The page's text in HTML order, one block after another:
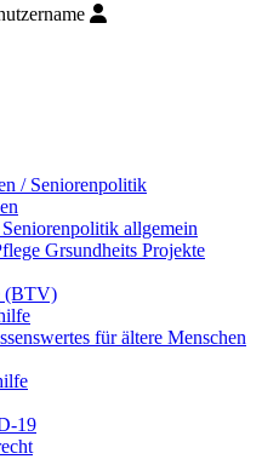
/ Seniorenpolitik
allgemein
Grsundheits Projekte
(BTV)
für ältere Menschen
19